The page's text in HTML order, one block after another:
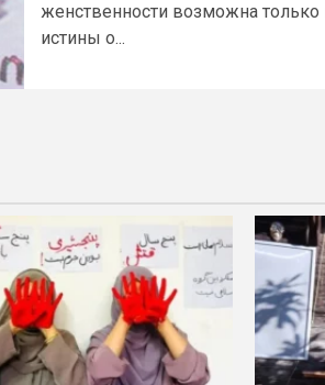
женственности возможна только
истины о...